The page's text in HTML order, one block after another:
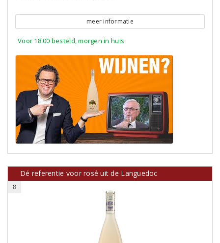
meer informatie
Voor 18:00 besteld, morgen in huis
Dé referentie voor rosé uit de Languedoc
8